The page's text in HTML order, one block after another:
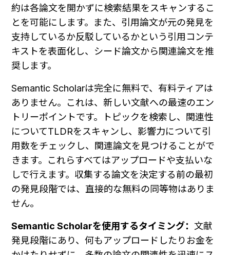
約は各論文を開かずに検索結果をスキャンするこ
とを可能にします。また、引用論文が元の発見を
支持しているか反駁しているかという引用コンテ
キストを表面化し、シード論文から関連論文を推
奨します。
Semantic Scholarは完全に無料で、有料ティアは
ありません。これは、新しい文献への最速のエン
トリーポイントです。トピックを検索し、関連性
についてTLDRをスキャンし、影響力について引
用数をチェックし、関連論文を見つけることがで
きます。これらすべてはアップロードや支払いな
しで行えます。収集する論文を決定する前の最初
の発見段階では、直接的な無料の同等物はありま
せん。
Semantic Scholarを使用するタイミング： 文献
発見段階にあり、何もアップロードしたりお金を